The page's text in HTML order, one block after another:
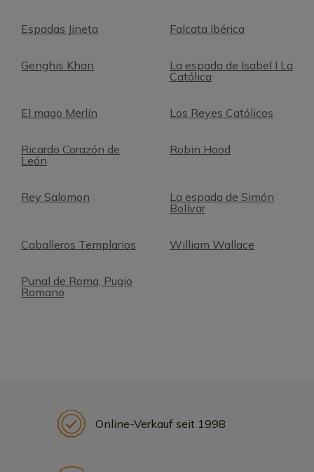
Espadas Jineta Falcata Ibérica
Genghis Khan
La espada de Isabel I La
Católica
El mago Merlín Los Reyes Católicos
Ricardo Corazón de
León
Robin Hood
Rey Salomon
La espada de Simón
Bolívar
Caballeros Templarios William Wallace
Punal de Roma, Pugio
Romano
Online-Verkauf seit 1998